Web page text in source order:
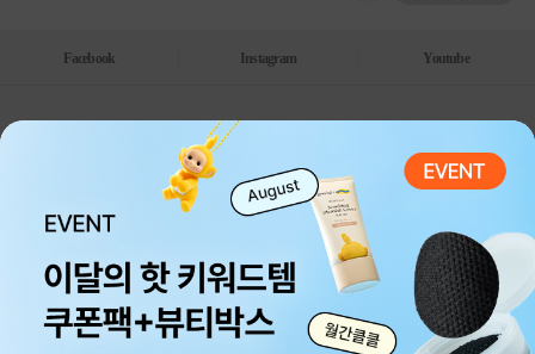
고 있는데 여러 번 덧뿌려도
촉촉함이 오래 유지되는 느
되면서 자연스럽게 윤기를
더해줘 피부 결도 한층 매끈
해 보이는 느낌이에요.
항상 챙겨 다니며 수시로 사
용하고 있답니다. 요즘 가장
자주 손이 가는 제품이에요.
Facebook Instagram Youtube
대표 : 한현옥 사업자 등록번호 : 211-86-22189
통신판매업 신고번호 : 제 2020-서울성동-00339호사업자정보확인
개인정보 담당자 : 이연재 팀장
주소 : 서울 성동구 왕십리로 66 (성수동1가)
고객센터080-080-1510
평일: 10:00~17:00
(점심시간 : 12:00~14:00)
주말/공휴일 휴무